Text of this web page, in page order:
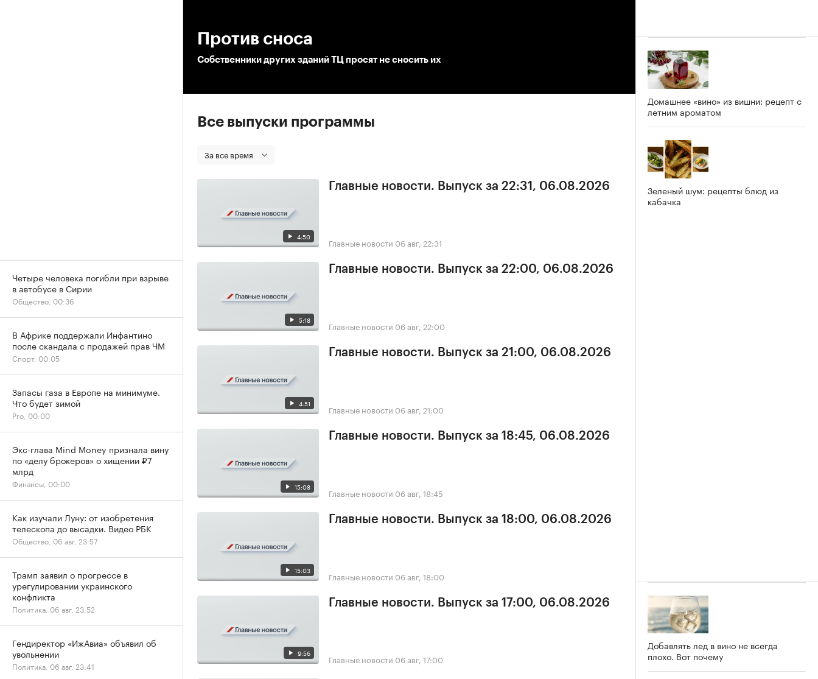
Против сноса
Собственники других зданий ТЦ просят не сносить их
Все выпуски программы
За все время
4:50
Главные новости. Выпуск за 22:31, 06.08.2026
Главные новости 06 авг, 22:31
5:18
Главные новости. Выпуск за 22:00, 06.08.2026
Главные новости 06 авг, 22:00
4:51
Главные новости. Выпуск за 21:00, 06.08.2026
Главные новости 06 авг, 21:00
15:08
Главные новости. Выпуск за 18:45, 06.08.2026
Главные новости 06 авг, 18:45
15:03
Главные новости. Выпуск за 18:00, 06.08.2026
Главные новости 06 авг, 18:00
9:56
Главные новости. Выпуск за 17:00, 06.08.2026
Главные новости 06 авг, 17:00
Домашнее «вино» из вишни: рецепт с
летним ароматом
Зеленый шум: рецепты блюд из
кабачка
Добавлять лед в вино не всегда
плохо. Вот почему
Четыре человека погибли при взрыве
в автобусе в Сирии
Общество, 00:36
В Африке поддержали Инфантино
после скандала с продажей прав ЧМ
Спорт, 00:05
Запасы газа в Европе на минимуме.
Что будет зимой
Pro, 00:00
Экс-глава Mind Money признала вину
по «делу брокеров» о хищении ₽7
млрд
Финансы, 00:00
Как изучали Луну: от изобретения
телескопа до высадки. Видео РБК
Общество, 06 авг, 23:57
Трамп заявил о прогрессе в
урегулировании украинского
конфликта
Политика, 06 авг, 23:52
Гендиректор «ИжАвиа» объявил об
увольнении
Политика, 06 авг, 23:41